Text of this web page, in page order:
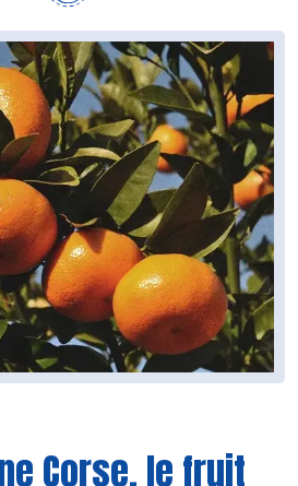
Corse, le fruit